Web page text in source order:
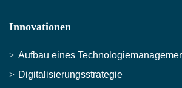
Innovationen
Aufbau eines
Digitalisierungsstrategie